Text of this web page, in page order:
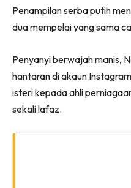
Penampilan serba putih
dua mempelai yang sama
Penyanyi berwajah manis,
hantaran di akaun
isteri kepada ahli
sekali lafaz.